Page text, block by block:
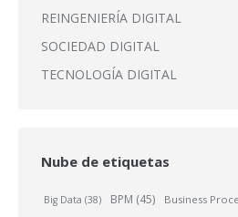
REINGENIERÍA DIGITAL
SOCIEDAD DIGITAL
TECNOLOGÍA DIGITAL
Nube de etiquetas
Big Data (38) BPM (45) Business